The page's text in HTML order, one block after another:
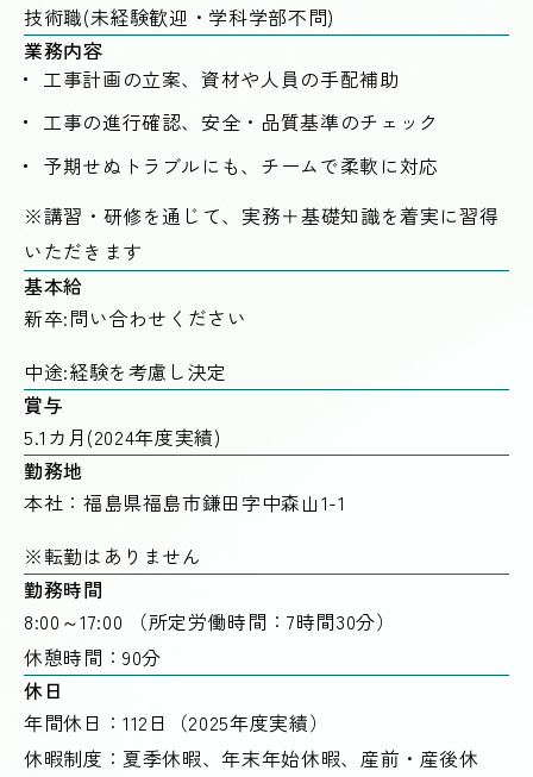
技術職(未経験歓迎・学科学部不問)
業務内容
工事計画の立案、資材や人員の手配補助
工事の進行確認、安全・品質基準のチェック
予期せぬトラブルにも、チームで柔軟に対応
※講習・研修を通じて、実務＋基礎知識を着実に習得
いただきます
基本給
新卒:問い合わせください
中途:経験を考慮し決定
賞与
5.1カ月(2024年度実績)
勤務地
本社：福島県福島市鎌田字中森山1-1
※転勤はありません
勤務時間
8:00～17:00 （所定労働時間：7時間30分）
休憩時間：90分
休日
年間休日：112日（2025年度実績）
休暇制度：夏季休暇、年末年始休暇、産前・産後休